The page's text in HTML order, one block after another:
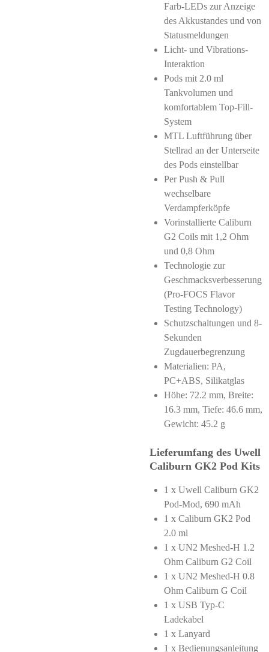
Farb-LEDs zur Anzeige
des Akkustandes und von
Statusmeldungen
Licht- und Vibrations-
Interaktion
Pods mit 2.0 ml
Tankvolumen und
komfortablem Top-Fill-
System
MTL Luftführung über
Stellrad an der Unterseite
des Pods einstellbar
Per Push & Pull
wechselbare
Verdampferköpfe
Vorinstallierte Caliburn
G2 Coils mit 1,2 Ohm
und 0,8 Ohm
Technologie zur
Geschmacksverbesserung
(Pro-FOCS Flavor
Testing Technology)
Schutzschaltungen und 8-
Sekunden
Zugdauerbegrenzung
Materialien: PA,
PC+ABS, Silikatglas
Höhe: 72.2 mm, Breite:
16.3 mm, Tiefe: 46.6 mm,
Gewicht: 45.2 g
Lieferumfang des Uwell
Caliburn GK2 Pod Kits
1 x Uwell Caliburn GK2
Pod-Mod, 690 mAh
1 x Caliburn GK2 Pod
2.0 ml
1 x UN2 Meshed-H 1.2
Ohm Caliburn G2 Coil
1 x UN2 Meshed-H 0.8
Ohm Caliburn G Coil
1 x USB Typ-C
Ladekabel
1 x Lanyard
1 x Bedienungsanleitung